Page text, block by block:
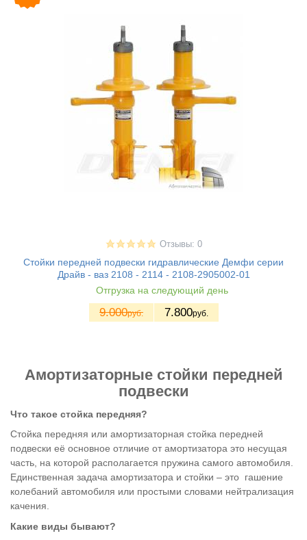
Отзывы: 0
Стойки передней подвески гидравлические Демфи серии
Драйв - ваз 2108 - 2114 - 2108-2905002-01
Отгрузка на следующий день
9.000руб. 7.800руб.
Амортизаторные стойки передней
подвески
Что такое стойка передняя?
Стойка передняя или амортизаторная стойка передней
подвески её основное отличие от амортизатора это несущая
часть, на которой располагается пружина самого автомобиля.
Единственная задача амортизатора и стойки – это гашение
колебаний автомобиля или простыми словами нейтрализация
качения.
Какие виды бывают?